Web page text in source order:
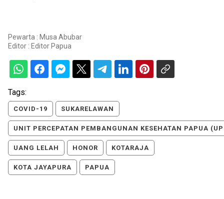
Pewarta : Musa Abubar
Editor : Editor Papua
Tags:
COVID-19 SUKARELAWAN
UNIT PERCEPATAN PEMBANGUNAN KESEHATAN PAPUA
UANG LELAH HONOR KOTARAJA
KOTA JAYAPURA PAPUA